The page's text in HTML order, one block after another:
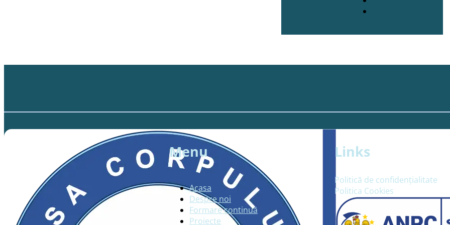
Menu
Acasa
Despre noi
Formare continuă
Proiecte
Links
Politică de confidențialitate
Politica Cookies